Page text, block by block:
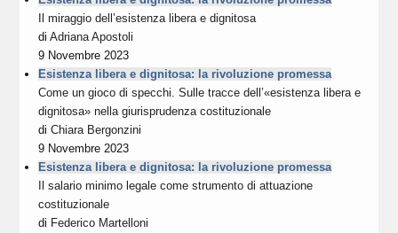
Il miraggio dell’esistenza libera e dignitosa
diAdriana Apostoli
9 Novembre 2023
Esistenza libera e dignitosa: la rivoluzione promessa
Come un gioco di specchi. Sulle tracce dell’«esistenza libera e
dignitosa» nella giurisprudenza costituzionale
diChiara Bergonzini
9 Novembre 2023
Esistenza libera e dignitosa: la rivoluzione promessa
Il salario minimo legale come strumento di attuazione
costituzionale
di Federico Martelloni